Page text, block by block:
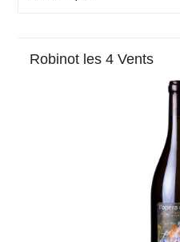
Robinot les 4 Vents